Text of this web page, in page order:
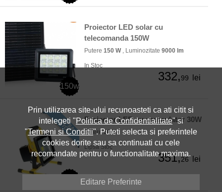
150w
Proiector LED solar cu
telecomanda 150W
Putere 150 W, Luminozitate 9000 lm
In Stoc
332,99 lei
Proiector LED cu acumulator 30W
Putere30 W
Lipsa Stoc
351,26 lei
Prin utilizarea site-ului recunoasteti ca ati citit si
intelegeti "Politica de Confidentialitate" si
"Termeni si Conditii". Puteti selecta si preferintele
cookies dorite sau sa continuati cu cele
recomandate pentru o functionalitate maxima.
Editare Preferinte